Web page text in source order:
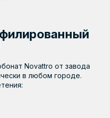
Novattro от завода
в любом городе.